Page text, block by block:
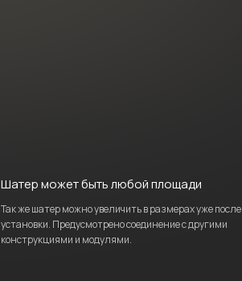
Шатер может бытьлюбой площади
Так же шатер можноувеличить в размерах ужепосле
установки. Предусмотрено соединение с другими
конструкциями и модулями.